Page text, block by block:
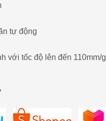
tự động
với tốc độ lên đến 110mm/